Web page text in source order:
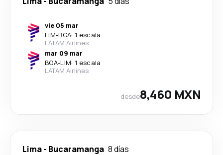
vie 05 mar
LIM-BGA· 1 escala
LATAM Airlines
mar 09 mar
BGA-LIM· 1 escala
LATAM Airlines
desde8,460 MXN
Lima- Bucaramanga 8 días